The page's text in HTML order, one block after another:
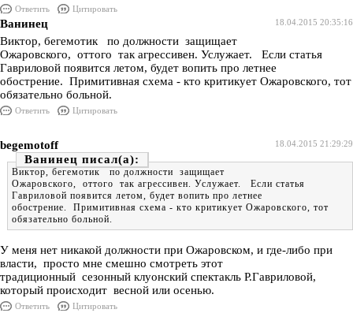
Ответить
Цитировать
18.04.2015 20:35:16
Ванинец
Виктор, бегемотик по должности защищает
Ожаровского, оттого так агрессивен. Услужает. Если статья
Гавриловой появится летом, будет вопить про летнее
обострение. Примитивная схема - кто критикует Ожаровского, тот
обязательно больной.
Ответить Цитировать
18.04.2015 21:29:29
begemotoff
Ванинец
Виктор, бегемотик по должности защищает
Ожаровского, оттого так агрессивен. Услужает. Если статья
Гавриловой появится летом, будет вопить про летнее
обострение. Примитивная схема - кто критикует Ожаровского, тот
обязательно больной.
У меня нет никакой должности при Ожаровском, и где-либо при
власти, просто мне смешно смотреть этот
традиционный сезонный клуонский спектакль Р.Гавриловой,
который происходит весной или осенью.
Ответить Цитировать